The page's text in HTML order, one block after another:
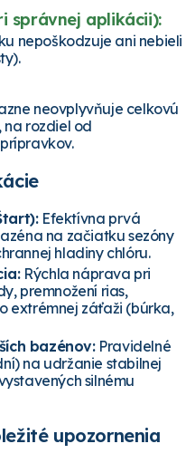
správnej aplikácii):
nepoškodzuje ani nebieli
neovplyvňuje celkovú
na rozdiel od
Efektívna prvá
na začiatku sezóny
hladiny chlóru.
Rýchla náprava pri
premnožení rias,
extrémnej záťaži (búrka,
bazénov:Pravidelné
na udržanie stabilnej
silnému
upozornenia